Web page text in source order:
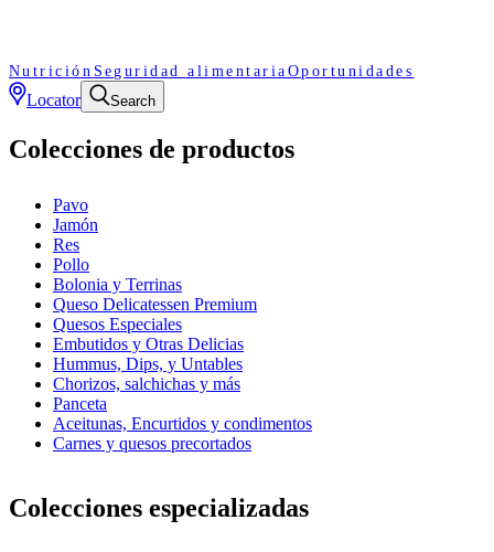
Nutrición Seguridad alimentaria Oportunidades
Locator Search
Colecciones de productos
Pavo
Jamón
Res
Pollo
Bolonia y Terrinas
Queso Delicatessen Premium
Quesos Especiales
Embutidos y Otras Delicias
Hummus, Dips, y Untables
Chorizos, salchichas y más
Panceta
Aceitunas, Encurtidos y condimentos
Carnes y quesos precortados
Colecciones especializadas